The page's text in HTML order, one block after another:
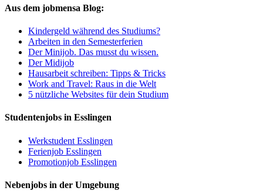
Aus dem jobmensa Blog:
Kindergeld während des Studiums?
Arbeiten in den Semesterferien
Der Minijob. Das musst du wissen.
Der Midijob
Hausarbeit schreiben: Tipps & Tricks
Work and Travel: Raus in die Welt
5 nützliche Websites für dein Studium
Studentenjobs in Esslingen
Werkstudent Esslingen
Ferienjob Esslingen
Promotionjob Esslingen
Nebenjobs in der Umgebung